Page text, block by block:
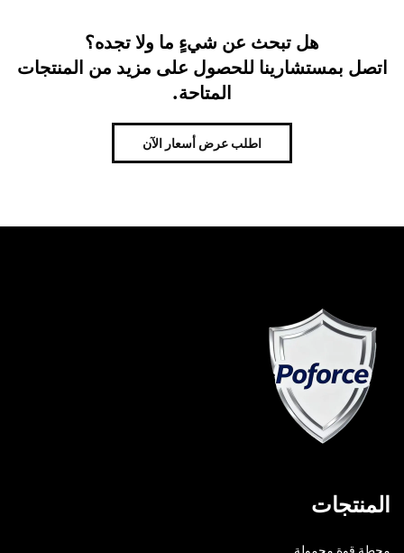
هل تبحث عن شيءٍ ما ولا تجده؟
اتصل بمستشارينا للحصول على مزيد من المنتجات
المتاحة.
اطلب عرض أسعار الآن
المنتجات
محطة قوة محمولة